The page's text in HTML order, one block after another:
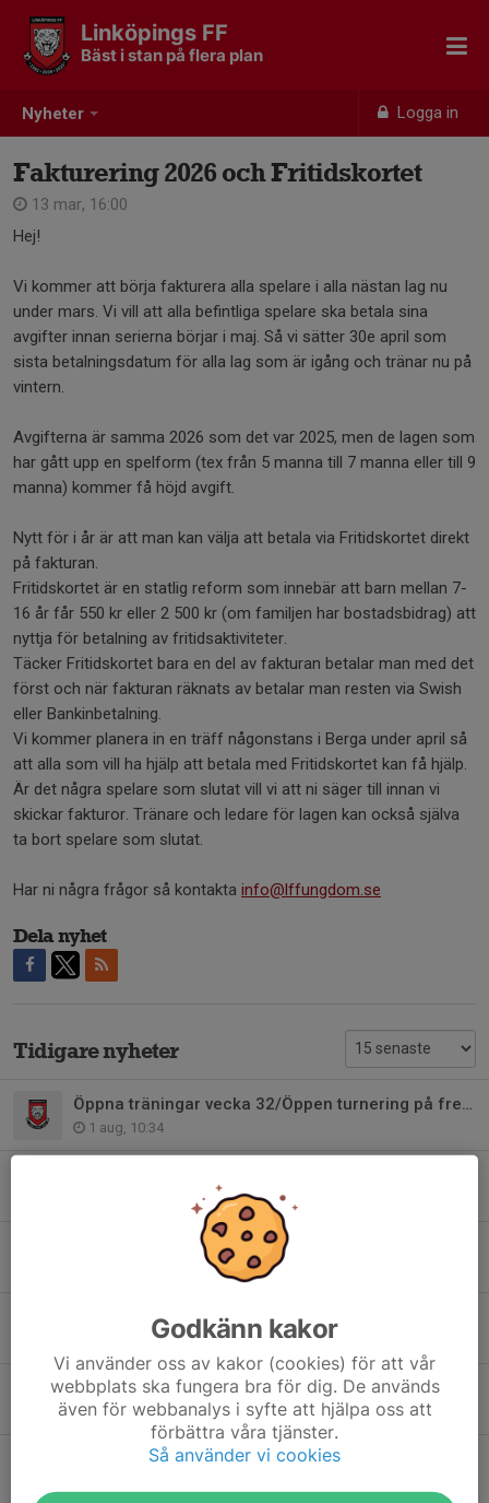
Nyheter Logga in
Linköpings FF
Bäst i stan på flera plan
Fakturering 2026 och Fritidskortet
13 mar, 16:00
Hej!
Vi kommer att börja fakturera alla spelare i alla nästan lag nu
under mars. Vi vill att alla befintliga spelare ska betala sina
avgifter innan serierna börjar i maj. Så vi sätter 30e april som
sista betalningsdatum för alla lag som är igång och tränar nu på
vintern.
Avgifterna är samma 2026 som det var 2025, men de lagen som
har gått upp en spelform (tex från 5 manna till 7 manna eller till 9
manna) kommer få höjd avgift.
Nytt för i år är att man kan välja att betala via Fritidskortet direkt
på fakturan.
Fritidskortet är en statlig reform som innebär att barn mellan 7-
16 år får 550 kr eller 2 500 kr (om familjen har bostadsbidrag) att
nyttja för betalning av fritidsaktiviteter.
Täcker Fritidskortet bara en del av fakturan betalar man med det
först och när fakturan räknats av betalar man resten via Swish
eller Bankinbetalning.
Vi kommer planera in en träff någonstans i Berga under april så
att alla som vill ha hjälp att betala med Fritidskortet kan få hjälp.
Är det några spelare som slutat vill vi att ni säger till innan vi
skickar fakturor. Tränare och ledare för lagen kan också själva
ta bort spelare som slutat.
Har ni några frågor så kontakta info@lffungdom.se
Dela nyhet
Tidigare nyheter
Öppna träningar vecka 32/Öppen turnering på fredag
1 aug, 10:34
Avgiftsfria fotbollsskolor, platser kvar på IP v26
Spelaravgifter och matcher
2 jun, 12:58
Bollek 2020 och bollkul 2021-2022
21 apr, 09:04
Hjälp till att fixa anläggningen innan säsongsstart
Godkänn kakor
Vi använder oss av kakor (cookies) för att vår
webbplats ska fungera bra för dig. De används
även för webbanalys i syfte att hjälpa oss att
förbättra våra tjänster.
Så använder vi cookies